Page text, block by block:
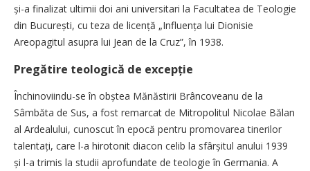
și-a finalizat ultimii doi ani universitari la Facultatea de Teologie
din București, cu teza de licență „Influența lui Dionisie
Areopagitul asupra lui Jean de la Cruz”, în 1938.
Pregătire teologică de excepție
Închinoviindu-se în obștea Mănăstirii Brâncoveanu de la
Sâmbăta de Sus, a fost remarcat de Mitropolitul Nicolae Bălan
al Ardealului, cunoscut în epocă pentru promovarea tinerilor
talentați, care l-a hirotonit diacon celib la sfârșitul anului 1939
și l-a trimis la studii aprofundate de teologie în Germania. A